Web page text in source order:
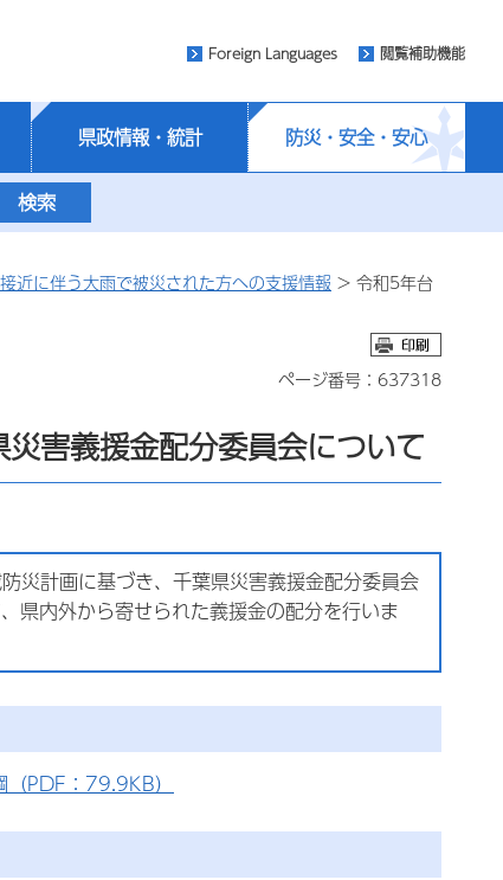
Foreign Languages 閲覧補助機能
県政情報・統計 防災・安全・安心
近に伴う大雨で被災された方への支援情報 > 令和5年台
ページ番号：637318
害義援金配分委員会について
災計画に基づき、千葉県災害義援金配分委員会
県内外から寄せられた義援金の配分を行いま
PDF：79.9KB）